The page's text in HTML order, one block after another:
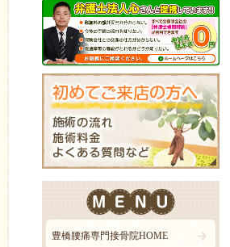
豊橋腰痛専門接骨院HOME